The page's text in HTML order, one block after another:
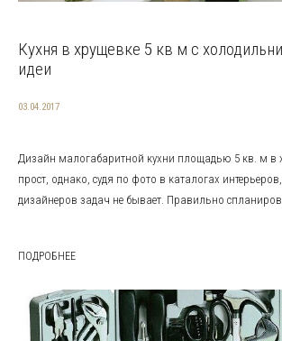
Кухня в хрущевке 5 кв м с
идеи
03.04.2017
Дизайн малогабаритной кухни площадью 5 кв. м в
прост, однако, судя по фото в каталогах
дизайнеров задач не бывает. Правильно
ПОДРОБНЕЕ